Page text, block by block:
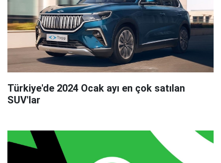
Türkiye'de 2024 Ocak ayı en çok satılan
SUV'lar